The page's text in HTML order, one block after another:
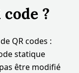
?
QR codes :
statique
être modifié